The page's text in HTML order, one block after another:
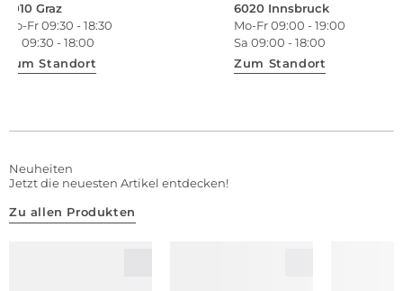
8010 Graz
Mo-Fr 09:30 - 18:30
Sa 09:30 - 18:00
Zum Standort
6020 Innsbruck
Mo-Fr 09:00 - 19:00
Sa 09:00 - 18:00
Zum Standort
Neuheiten
Jetzt die neuesten Artikel entdecken!
Zu allen Produkten